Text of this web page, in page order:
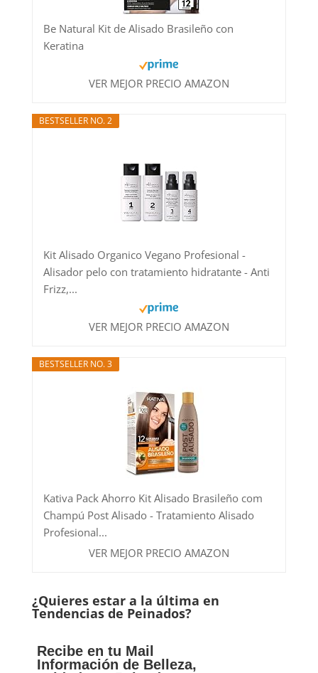
Be Natural Kit de Alisado Brasileño con
Keratina
VER MEJOR PRECIO AMAZON
BESTSELLER NO. 2
Kit Alisado Organico Vegano Profesional -
Alisador pelo con tratamiento hidratante - Anti
Frizz,...
VER MEJOR PRECIO AMAZON
BESTSELLER NO. 3
Kativa Pack Ahorro Kit Alisado Brasileño com
Champú Post Alisado - Tratamiento Alisado
Profesional...
VER MEJOR PRECIO AMAZON
¿Quieres estar a la última en
Tendencias de Peinados?
Recibe en tu Mail
Información de Belleza,